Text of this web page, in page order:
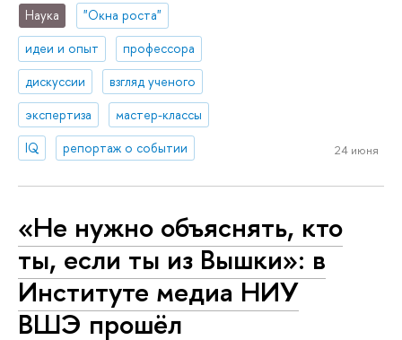
Наука
"Окна роста"
идеи и опыт
профессора
дискуссии
взгляд ученого
экспертиза
мастер-классы
IQ
репортаж о событии 24 июня
«Не нужно объяснять, кто
ты, если ты из Вышки»: в
Институте медиа НИУ
ВШЭ прошёл